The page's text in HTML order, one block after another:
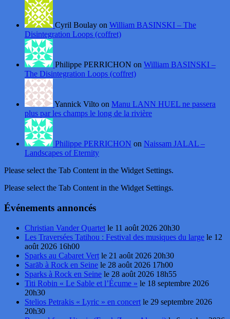
Cyril Boulay on William BASINSKI – The
Disintegration Loops (coffret)
Philippe PERRICHON on William BASINSKI –
The Disintegration Loops (coffret)
Yannick Vilto on Manu LANN HUEL ne passera
plus par les champs le long de la rivière
Philippe PERRICHON on Naissam JALAL –
Landscapes of Eternity
Please select the Tab Content in the Widget Settings.
Please select the Tab Content in the Widget Settings.
Événements annoncés
Christian Vander Quartet le 11 août 2026 20h30
Les Traversées Tatihou : Festival des musiques du large le 12
août 2026 16h00
Sparks au Cabaret Vert le 21 août 2026 20h30
Sarāb à Rock en Seine le 28 août 2026 17h00
Sparks à Rock en Seine le 28 août 2026 18h55
Titi Robin « Le Sable et l’Écume » le 18 septembre 2026
20h30
Stelios Petrakis « Lyric » en concert le 29 septembre 2026
20h30